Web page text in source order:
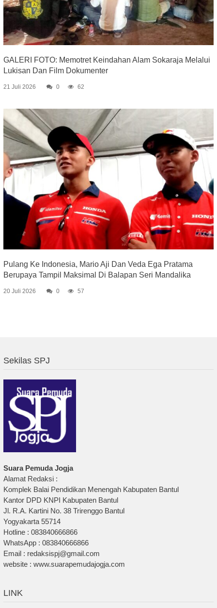
GALERI FOTO: Memotret Keindahan Alam Sokaraja Melalui
Lukisan Dan Film Dokumenter
21 Juli 2026 0 62
Pulang Ke Indonesia, Mario Aji Dan Veda Ega Pratama
Berupaya Tampil Maksimal Di Balapan Seri Mandalika
20 Juli 2026 0 57
Sekilas SPJ
Suara Pemuda Jogja
Alamat Redaksi :
Komplek Balai Pendidikan Menengah Kabupaten Bantul
Kantor DPD KNPI Kabupaten Bantul
Jl. R.A. Kartini No. 38 Trirenggo Bantul
Yogyakarta 55714
Hotline : 083840666866
WhatsApp : 083840666866
Email : redaksispj@gmail.com
website : www.suarapemudajogja.com
LINK